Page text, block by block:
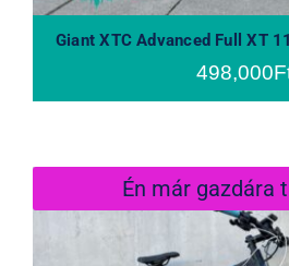
Giant XTC Advanced Full XT
498,000
Én már gazdára